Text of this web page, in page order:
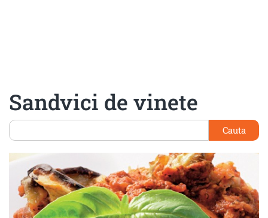
Sandvici de vinete
Cauta